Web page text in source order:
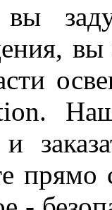
вы
прямо